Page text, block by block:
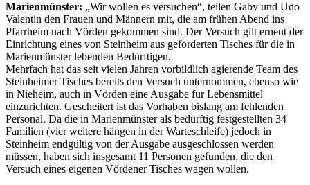
Marienmünster: „Wir wollen es versuchen“, teilen Gaby und Udo
Valentin den Frauen und Männern mit, die am frühen Abend ins
Pfarrheim nach Vörden gekommen sind. Der Versuch gilt erneut der
Einrichtung eines von Steinheim aus geförderten Tisches für die in
Marienmünster lebenden Bedürftigen.
Mehrfach hat das seit vielen Jahren vorbildlich agierende Team des
Steinheimer Tisches bereits den Versuch unternommen, ebenso wie
in Nieheim, auch in Vörden eine Ausgabe für Lebensmittel
einzurichten. Gescheitert ist das Vorhaben bislang am fehlenden
Personal. Da die in Marienmünster als bedürftig festgestellten 34
Familien (vier weitere hängen in der Warteschleife) jedoch in
Steinheim endgültig von der Ausgabe ausgeschlossen werden
müssen, haben sich insgesamt 11 Personen gefunden, die den
Versuch eines eigenen Vördener Tisches wagen wollen.